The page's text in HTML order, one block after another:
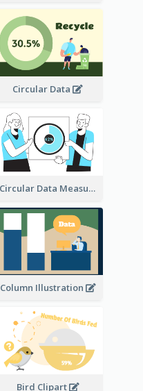
Circular Data
Circular Data Measurement
Column Illustration
Bird Clipart